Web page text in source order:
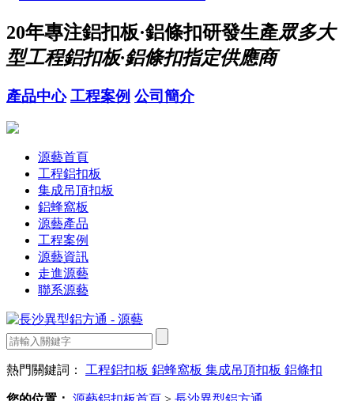
20年專注鋁扣板·鋁條扣研發生產眾多大
型工程鋁扣板·鋁條扣指定供應商
產品中心 工程案例 公司簡介
源藝首頁
工程鋁扣板
集成吊頂扣板
鋁蜂窩板
源藝產品
工程案例
源藝資訊
走進源藝
聯系源藝
熱門關鍵詞： 工程鋁扣板 鋁蜂窩板 集成吊頂扣板 鋁條扣